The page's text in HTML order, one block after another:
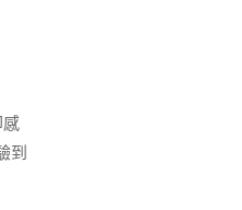
到